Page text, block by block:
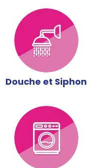
Douche et Siphon